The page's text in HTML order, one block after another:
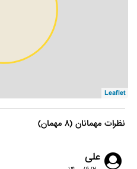
Leaflet
نظرات مهمانان (۸ مهمان)
علی